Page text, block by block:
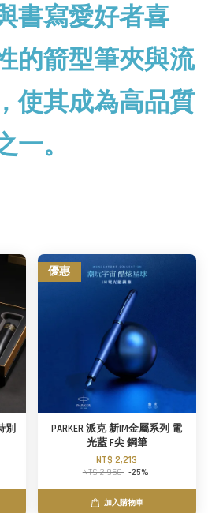
書寫愛好者喜
的箭型筆夾與流
使其成為高品質
一。
別
優惠
PARKER 派克 新IM金屬系列 電
光藍 F尖 鋼筆
NT$ 2,213
NT$ 2,950 -25%
加入購物車